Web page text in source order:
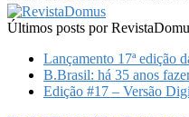
Últimos posts por
Lançamento 17ª edição
B.Brasil: há 35 anos
Edição #17 – Versão